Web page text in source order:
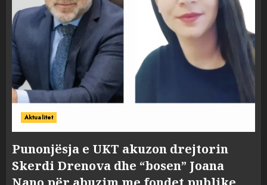
Aktualitet
Punonjësja e UKT akuzon drejtorin
Skerdi Drenova dhe “bosen” Joana